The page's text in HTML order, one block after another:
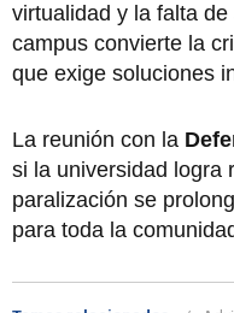
virtualidad y la falta
campus convierte la
que exige soluciones
La reunión con la
si la universidad logra
paralización se
para toda la